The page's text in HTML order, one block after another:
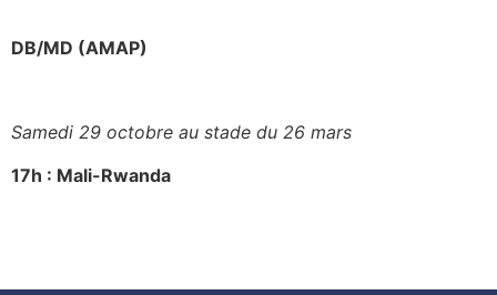
DB/MD (AMAP)
Samedi 29 octobre au stade du 26 mars
17h : Mali-Rwanda